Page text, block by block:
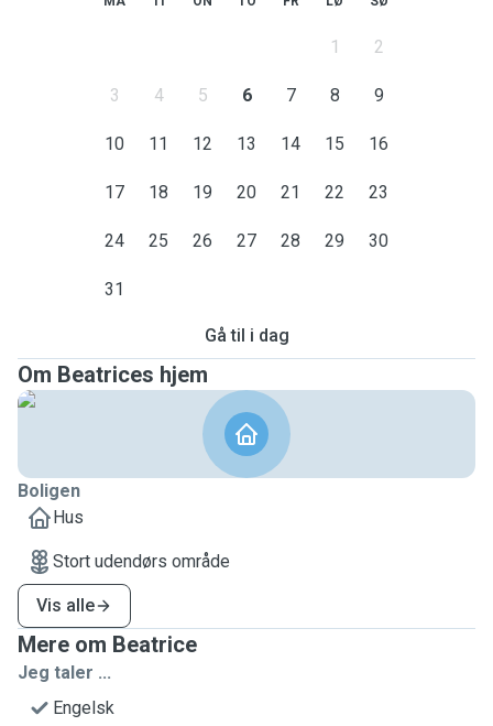
1 2
3 4 5 6 7 8 9
10 11 12 13 14 15 16
17 18 19 20 21 22 23
24 25 26 27 28 29 30
31
Gå til i dag
Om Beatrices hjem
Boligen
Hus
Stort udendørs område
Vis alle
Mere om Beatrice
Jeg taler ...
Engelsk